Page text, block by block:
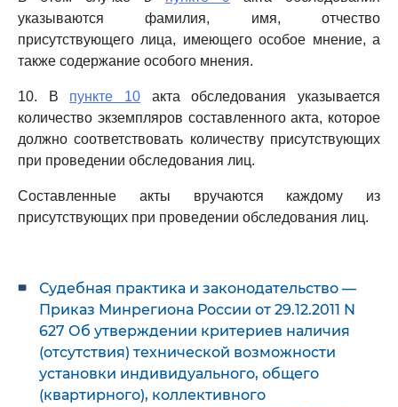
указываются фамилия, имя, отчество
присутствующего лица, имеющего особое мнение, а
также содержание особого мнения.
10. В пункте 10 акта обследования указывается
количество экземпляров составленного акта, которое
должно соответствовать количеству присутствующих
при проведении обследования лиц.
Составленные акты вручаются каждому из
присутствующих при проведении обследования лиц.
Судебная практика и законодательство —
Приказ Минрегиона России от 29.12.2011 N
627 Об утверждении критериев наличия
(отсутствия) технической возможности
установки индивидуального, общего
(квартирного), коллективного